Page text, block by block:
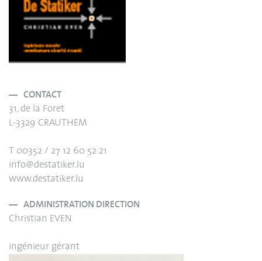
CONTACT
31, de la Foret
L-3329 CRAUTHEM
T 00352 / 27 12 60 52 21
info@destatiker.lu
www.destatiker.lu
ADMINISTRATION DIRECTION
Christian EVEN
ingénieur gérant